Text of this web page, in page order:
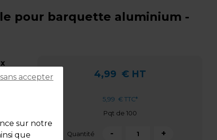
pour barquette aluminium -
4,99 € HT
5,99 € TTC*
Pqt de 100
Quantité - +
sur notre
que
accepter